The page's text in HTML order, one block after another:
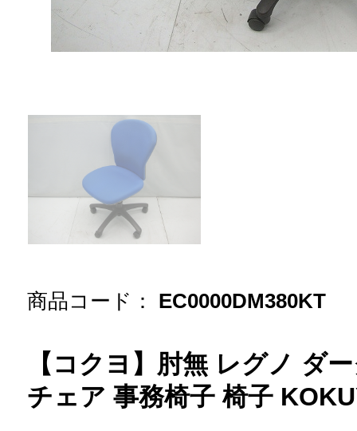
商品コード： EC0000DM380KT
【コクヨ】肘無 レグノ ダ
チェア 事務椅子 椅子